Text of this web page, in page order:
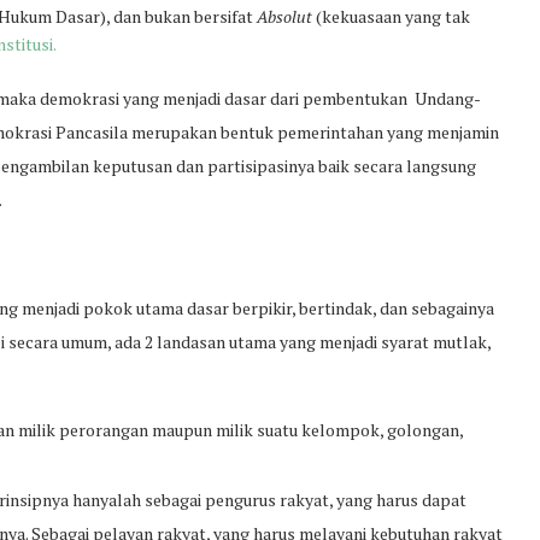
Dasar), dan bukan bersifatAbsolut(kekuasaan yang tak
demokrasi yang menjadi dasar dari pembentukan Undang-
Pancasila merupakan bentuk pemerintahan yang menjamin
keputusan dan partisipasinya baik secara langsung
menjadi pokok utama dasar berpikir, bertindak, dan sebagainya
umum, ada 2 landasan utama yang menjadi syarat mutlak,
milik perorangan maupun milik suatu kelompok, golongan,
hanyalah sebagai pengurus rakyat, yang harus dapat
Sebagai pelayan rakyat, yang harus melayani kebutuhan rakyat